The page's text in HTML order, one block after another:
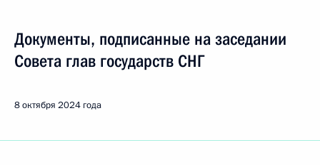
Документы, подписанные на заседании
Совета глав государств СНГ
8 октября 2024 года